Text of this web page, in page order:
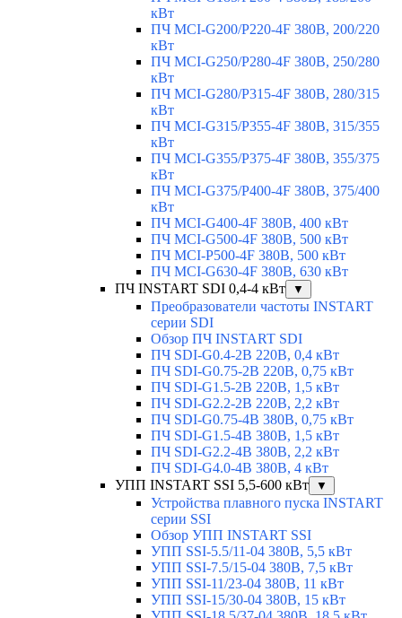
кВт
ПЧ MCI-G200/P220-4F 380В, 200/220
кВт
ПЧ MCI-G250/P280-4F 380В, 250/280
кВт
ПЧ MCI-G280/P315-4F 380В, 280/315
кВт
ПЧ MCI-G315/P355-4F 380В, 315/355
кВт
ПЧ MCI-G355/P375-4F 380В, 355/375
кВт
ПЧ MCI-G375/P400-4F 380В, 375/400
кВт
ПЧ MCI-G400-4F 380В, 400 кВт
ПЧ MCI-G500-4F 380В, 500 кВт
ПЧ MCI-P500-4F 380В, 500 кВт
ПЧ MCI-G630-4F 380В, 630 кВт
ПЧ INSTART SDI 0,4-4 кВт
▼
Преобразователи частоты INSTART
серии SDI
Обзор ПЧ INSTART SDI
ПЧ SDI-G0.4-2B 220В, 0,4 кВт
ПЧ SDI-G0.75-2B 220В, 0,75 кВт
ПЧ SDI-G1.5-2B 220В, 1,5 кВт
ПЧ SDI-G2.2-2B 220В, 2,2 кВт
ПЧ SDI-G0.75-4B 380В, 0,75 кВт
ПЧ SDI-G1.5-4B 380В, 1,5 кВт
ПЧ SDI-G2.2-4B 380В, 2,2 кВт
ПЧ SDI-G4.0-4B 380В, 4 кВт
УПП INSTART SSI 5,5-600 кВт
▼
Устройства плавного пуска INSTART
серии SSI
Обзор УПП INSTART SSI
УПП SSI-5.5/11-04 380В, 5,5 кВт
УПП SSI-7.5/15-04 380В, 7,5 кВт
УПП SSI-11/23-04 380В, 11 кВт
УПП SSI-15/30-04 380В, 15 кВт